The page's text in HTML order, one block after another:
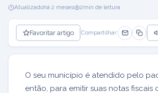
Atualizadohá 2 meses 2min de leitura
Favoritar artigo Compartilhar:
O seu município é atendido pelo
então, para emitir suas notas fiscais